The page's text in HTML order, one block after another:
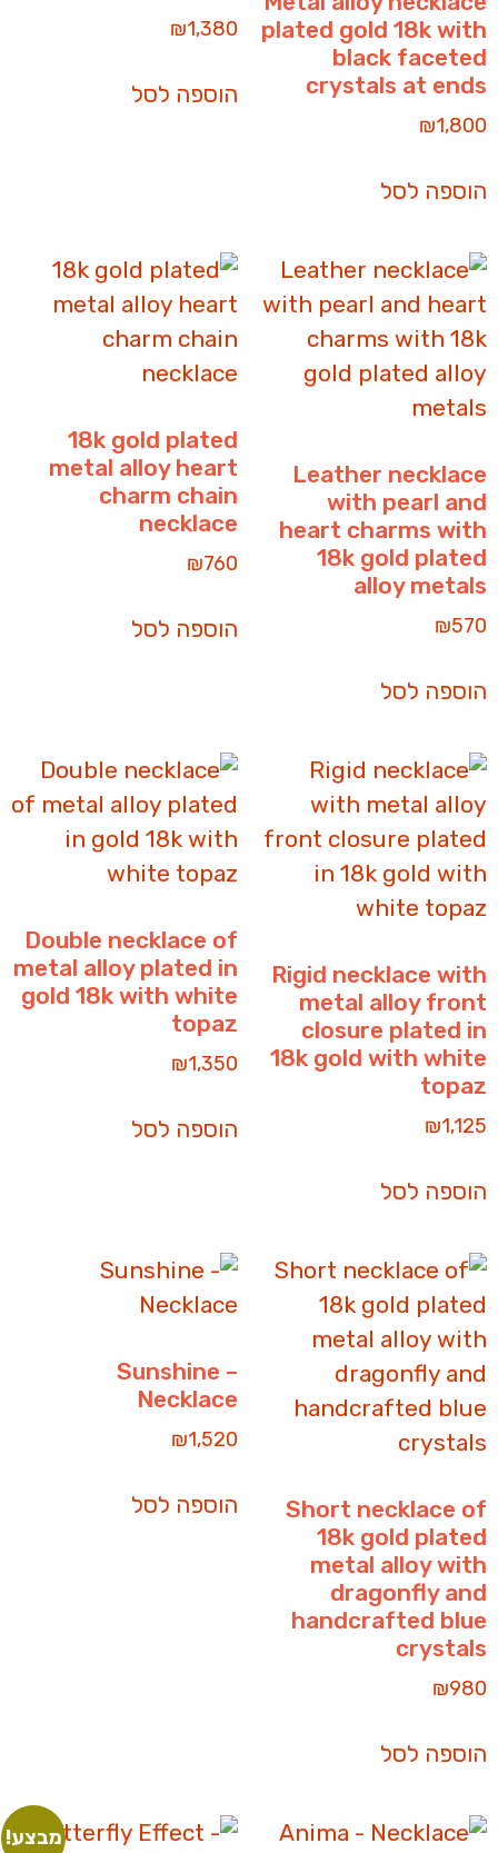
plated gold 18k with
black faceted
crystals at ends
₪1,800
הוספה לסל
₪1,380
הוספה לסל
Leather necklace
with pearl and
heart charms with
18k gold plated
alloy metals
₪570
הוספה לסל
18k gold plated
metal alloy heart
charm chain
necklace
₪760
הוספה לסל
Rigid necklace with
metal alloy front
closure plated in
18k gold with white
topaz
₪1,125
הוספה לסל
Double necklace of
metal alloy plated in
gold 18k with white
topaz
₪1,350
הוספה לסל
Short necklace of
18k gold plated
metal alloy with
dragonfly and
handcrafted blue
crystals
₪980
הוספה לסל
Sunshine –
Necklace
₪1,520
הוספה לסל
מבצע!